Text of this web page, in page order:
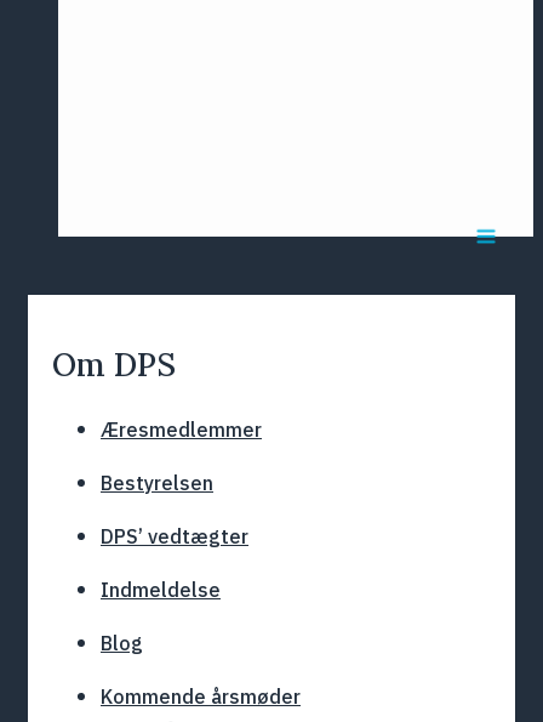
Om DPS
Æresmedlemmer
Bestyrelsen
DPS’ vedtægter
Indmeldelse
Blog
Kommende årsmøder